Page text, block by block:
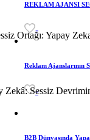
REKLAM AJANSI
-
Reklam Ajanslarının
-
B2B Dünyasında